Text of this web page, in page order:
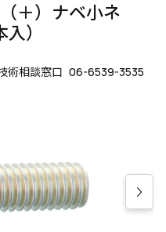
＋）ナベ小ネ
入）
術相談窓口 06-6539-3535